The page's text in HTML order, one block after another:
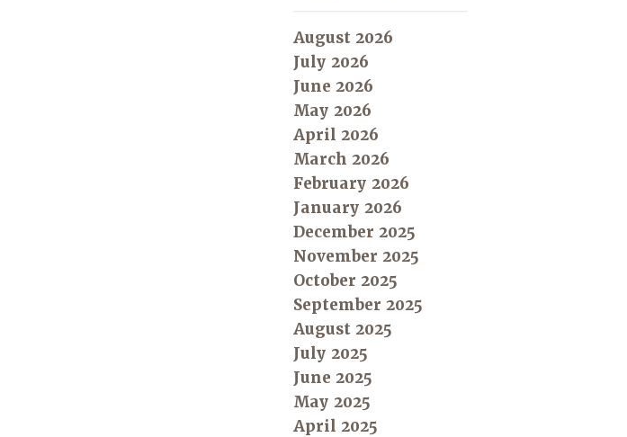
August 2026
July 2026
June 2026
May 2026
April 2026
March 2026
February 2026
January 2026
December 2025
November 2025
October 2025
September 2025
August 2025
July 2025
June 2025
May 2025
April 2025